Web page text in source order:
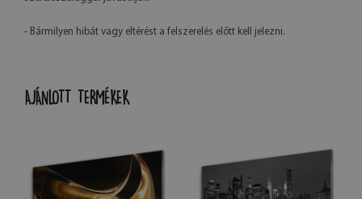
- Bármilyen hibát vagy eltérést a felszerelés előtt kell jelezni.
AJÁNLOTT TERMÉKEK